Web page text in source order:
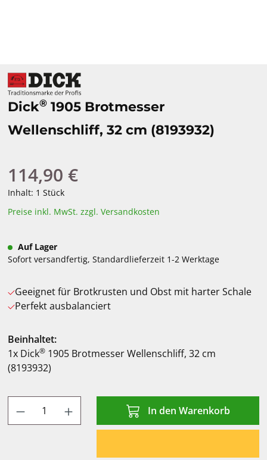
Dick® 1905 Brotmesser
Wellenschliff, 32 cm (8193932)
Regulärer Preis:
114,90 €
Inhalt: 1 Stück
Preise inkl. MwSt. zzgl. Versandkosten
Auf Lager
Sofort versandfertig, Standardlieferzeit 1-2 Werktage
Geeignet für Brotkrusten und Obst mit harter Schale
Perfekt ausbalanciert
Beinhaltet:
1x Dick® 1905 Brotmesser Wellenschliff, 32 cm
(8193932)
Produkt Anzahl: Gib den gewünschten
In den Warenkorb